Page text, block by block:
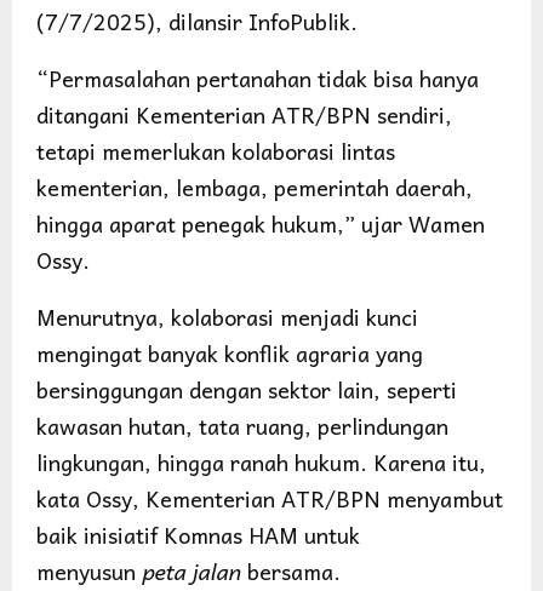
(7/7/2025), dilansir InfoPublik.
“Permasalahan pertanahan tidak bisa hanya
ditangani Kementerian ATR/BPN sendiri,
tetapi memerlukan kolaborasi lintas
kementerian, lembaga, pemerintah daerah,
hingga aparat penegak hukum,” ujar Wamen
Ossy.
Menurutnya, kolaborasi menjadi kunci
mengingat banyak konflik agraria yang
bersinggungan dengan sektor lain, seperti
kawasan hutan, tata ruang, perlindungan
lingkungan, hingga ranah hukum. Karena itu,
kata Ossy, Kementerian ATR/BPN menyambut
baik inisiatif Komnas HAM untuk
menyusun peta jalan bersama.